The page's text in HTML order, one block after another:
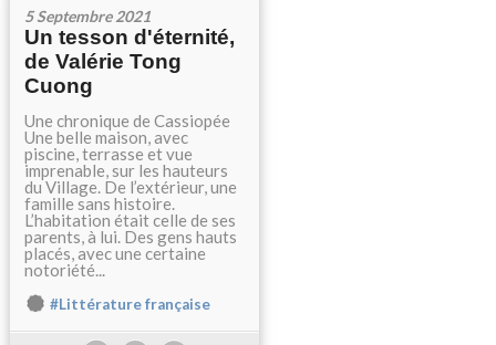
5 Septembre 2021
Un tesson d'éternité,
de Valérie Tong
Cuong
Une chronique de Cassiopée
Une belle maison, avec
piscine, terrasse et vue
imprenable, sur les hauteurs
du Village. De l’extérieur, une
famille sans histoire.
L’habitation était celle de ses
parents, à lui. Des gens hauts
placés, avec une certaine
notoriété...
#Littérature française